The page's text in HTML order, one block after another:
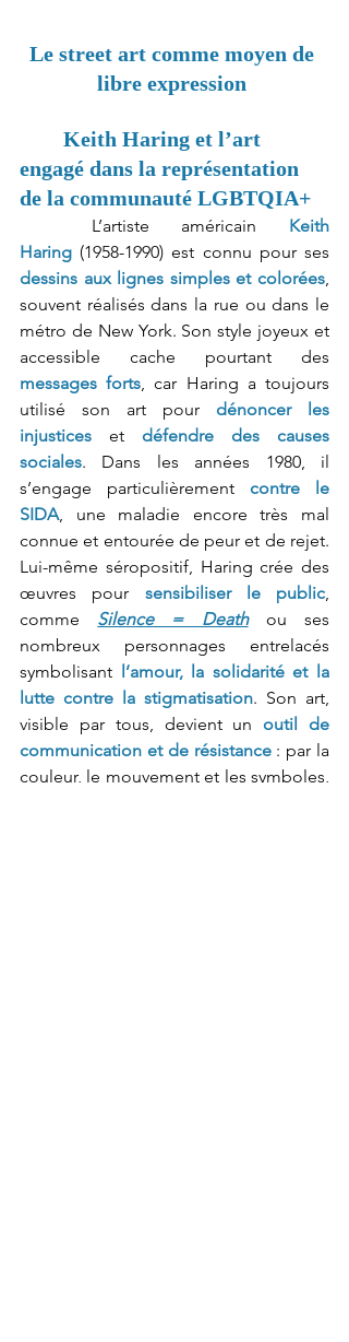
Le street art comme moyen de
libre expression
Keith Haring et l’art
engagé dans la représentation
de la communauté LGBTQIA+
	L’artiste américain
Keith
Haring
dessins aux lignes simples et colorées,
souvent réalisés dans la rue ou dans le
métro de New York. Son style joyeux et
messages forts, car Haring a toujours
utilisé son art pour dénoncer les
injustices et défendre des causes
sociales. Dans les années 1980, il
s’engage particulièrement contre le
SIDA, une maladie encore très mal
connue et entourée de peur et de rejet.
Lui-même séropositif, Haring crée des
œuvres pour
sensibiliser le public,
comme Silence = Death ou ses
nombreux personnages entrelacés
symbolisant l’amour, la solidarité et la
lutte contre la stigmatisation. Son art,
visible par tous, devient un outil de
communication et de résistance : par la
couleur, le mouvement et les symboles,